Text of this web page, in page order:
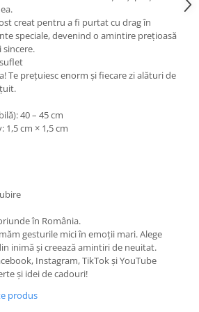
creat pentru a fi purtat cu drag în
speciale, devenind o amintire prețioasă
sincere.
Te prețuiesc enorm și fiecare zi alături de
40 – 45 cm
cm × 1,5 cm
în România.
gesturile mici în emoții mari. Alege
inimă și creează amintiri de neuitat.
Instagram, TikTok și YouTube
și idei de cadouri!
produs